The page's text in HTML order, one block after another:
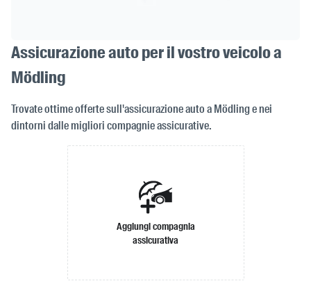
Assicurazione auto per il vostro veicolo a
Mödling
Trovate ottime offerte sull'assicurazione auto a Mödling e nei
dintorni dalle migliori compagnie assicurative.
Aggiungi compagnia
assicurativa